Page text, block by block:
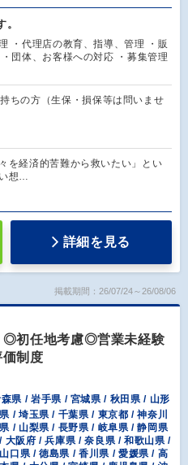
。
・代理店の教育、指導、管理 ・販
団体、お客様への対応 ・募集管理
ちの方（生保・損保等は問いませ
を経済的苦難から救いたい」とい
想…
詳細を見る
掲載期間：26/07/24～26/08/06
◎初任地考慮◎営業未経験
制度
県 / 岩手県 / 宮城県 / 秋田県 / 山形
/ 埼玉県 / 千葉県 / 東京都 / 神奈川
/ 山梨県 / 長野県 / 岐阜県 / 静岡県
阪府 / 兵庫県 / 奈良県 / 和歌山県 /
口県 / 徳島県 / 香川県 / 愛媛県 / 高